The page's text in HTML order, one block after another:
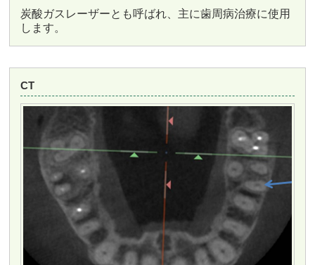
炭酸ガスレーザーとも呼ばれ、主に歯周病治療に使用
します。
CT